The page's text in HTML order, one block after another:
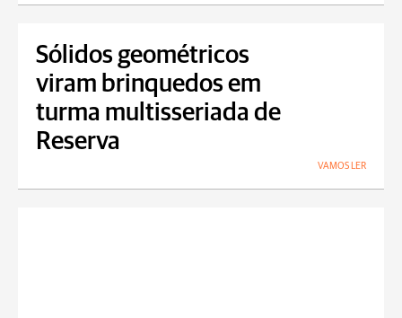
Sólidos geométricos
viram brinquedos em
turma multisseriada de
Reserva
VAMOS LER